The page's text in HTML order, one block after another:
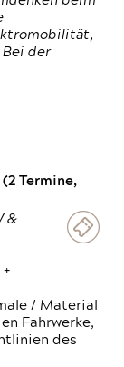
Bei der
Termine,
&
/ Material
Fahrwerke,
des